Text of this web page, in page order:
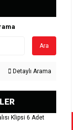
Ara
Detaylı Arama